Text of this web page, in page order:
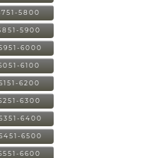
5800
5900
6000
6100
6200
6300
6400
6500
6600